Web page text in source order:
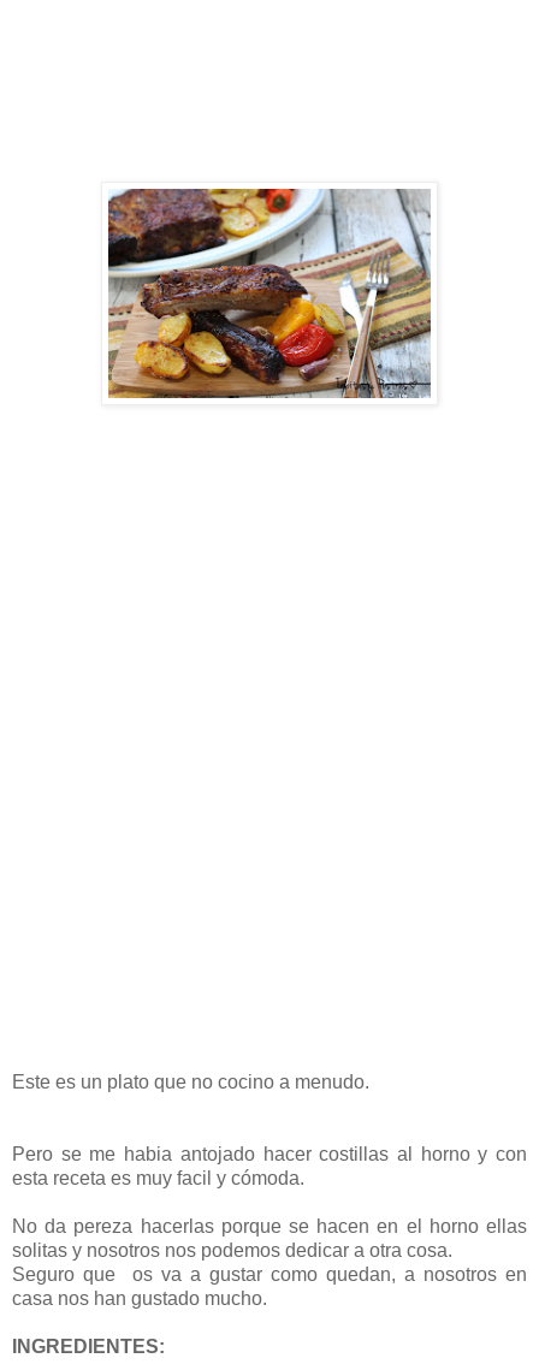
Este es un plato que no cocino a menudo.
Pero se me habia antojado hacer costillas al horno y con
esta receta es muy facil y cómoda.
No da pereza hacerlas porque se hacen en el horno ellas
solitas y nosotros nos podemos dedicar a otra cosa.
Seguro que os va a gustar como quedan, a nosotros en
casa nos han gustado mucho.
INGREDIENTES: